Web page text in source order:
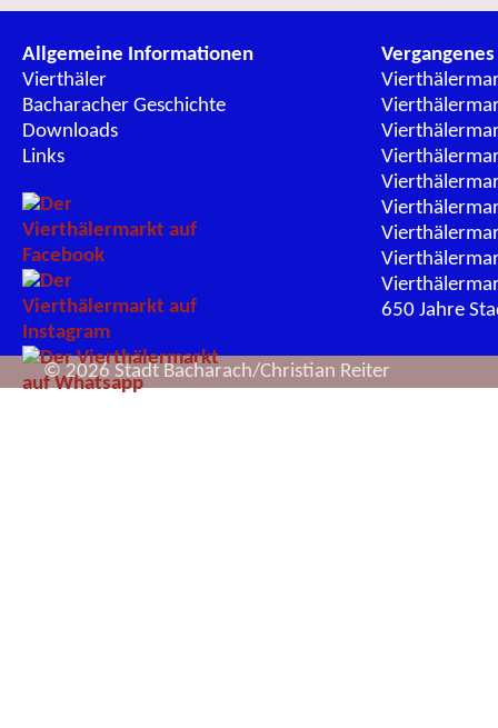
Allgemeine Informationen
Vierthäler
Bacharacher Geschichte
Downloads
Links
Vergangenes
650 Jahre
© 2026 Stadt Bacharach/Christian Reiter